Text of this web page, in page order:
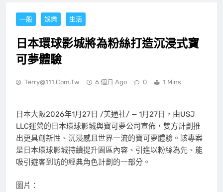
一般 娛樂 生活
日本環球影城將為粉絲打造沉浸式寶
可夢體驗
Terry@111.com.tw 6 個月 Ago 0 1 Mins
日本大阪2026年1月27日 /美通社/ — 1月27日，由USJ
LLC運營的日本環球影城與寶可夢公司宣佈，雙方計劃推
出更具創新性、沉浸感且世界一流的寶可夢體驗。該專案
是日本環球影城持續提升園區內容、引進以粉絲為先、能
吸引遊客到訪的經典角色計劃的一部分。
圖片：